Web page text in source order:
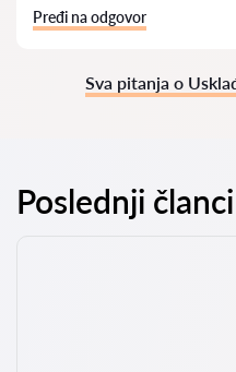
Pređi na odgovor
Sva pitanja o
Poslednji članci